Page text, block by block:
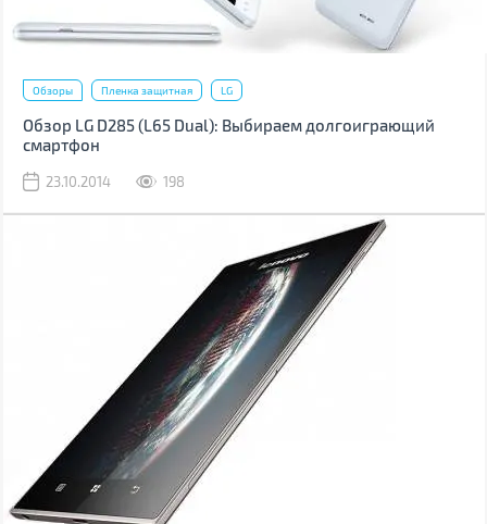
Обзоры Пленка защитная LG
Обзор LG D285 (L65 Dual): Выбираем долгоиграющий
смартфон
23.10.2014 198